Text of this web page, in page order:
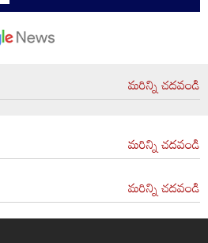
మరిన్ని చదవండి
మరిన్ని చదవండి
మరిన్ని చదవండి